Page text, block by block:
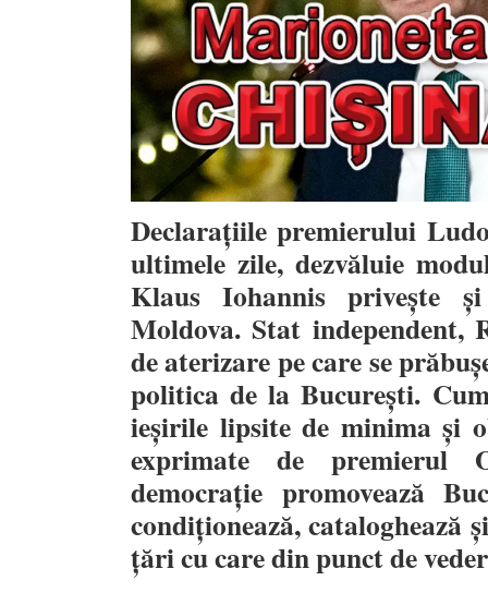
Declarațiile premierului
ultimele zile, dezvăluie
Klaus Iohannis privește
Moldova. Stat independent,
de aterizare pe care se
politica de la București.
ieșirile lipsite de minima și
exprimate de
democrație promovează
condiționează, cataloghează
țări cu care din punct de